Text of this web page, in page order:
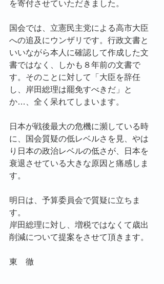
を寄付させていただきました。
国会では、立憲民主党による高市大臣
への追及にウンザリです。行政文書と
いいながら本人に確認して作成した文
書ではなく、しかも８年前の文書で
す。そのことに対して「大臣を辞任
し、岸田総理は罷免すべきだ」と
か…、全く呆れてしまいます。
日本が戦後最大の危機に瀕している時
に、国会質疑の低レベルさを見、やは
り日本の政治レベルの低さが、日本を
衰退させている大きな原因と痛感しま
す。
明日は、予算委員会で質疑に立ちま
す。
岸田総理に対し、増税ではなくて歳出
削減について提案をさせて頂きます。
東　徹